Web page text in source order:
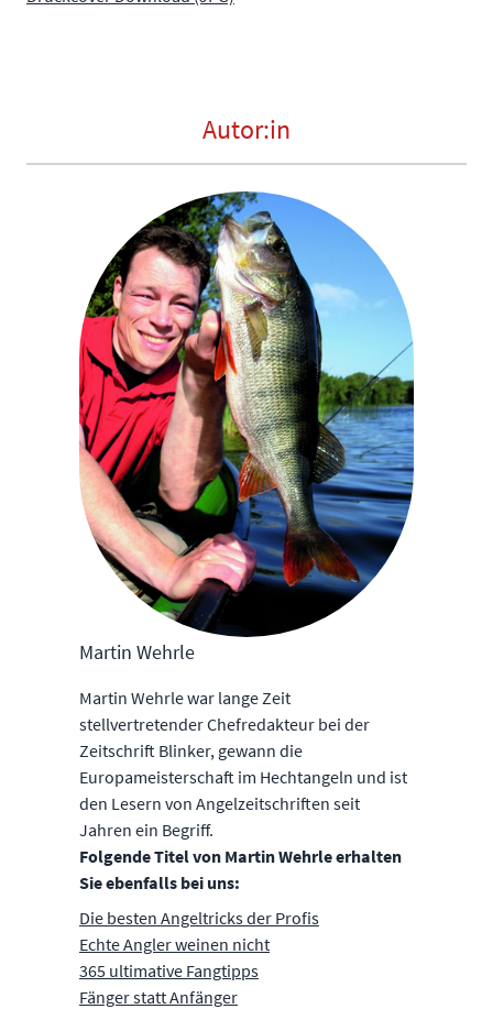
Autor:in
Martin Wehrle
Martin Wehrle war lange Zeit
stellvertretender Chefredakteur bei der
Zeitschrift Blinker, gewann die
Europameisterschaft im Hechtangeln und ist
den Lesern von Angelzeitschriften seit
Jahren ein Begriff.
Folgende Titel von Martin Wehrle erhalten
Sie ebenfalls bei uns:
Die besten Angeltricks der Profis
Echte Angler weinen nicht
365 ultimative Fangtipps
Fänger statt Anfänger